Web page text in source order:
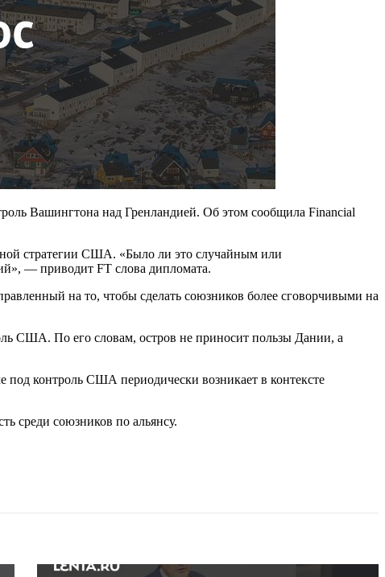
Вашингтона над Гренландией. Об этом сообщила Financial
стратегии США. «Было ли это случайным или
— приводит FT слова дипломата.
на то, чтобы сделать союзников более сговорчивыми на
США. По его словам, остров не приносит пользы Дании, а
под контроль США периодически возникает в контексте
среди союзников по альянсу.